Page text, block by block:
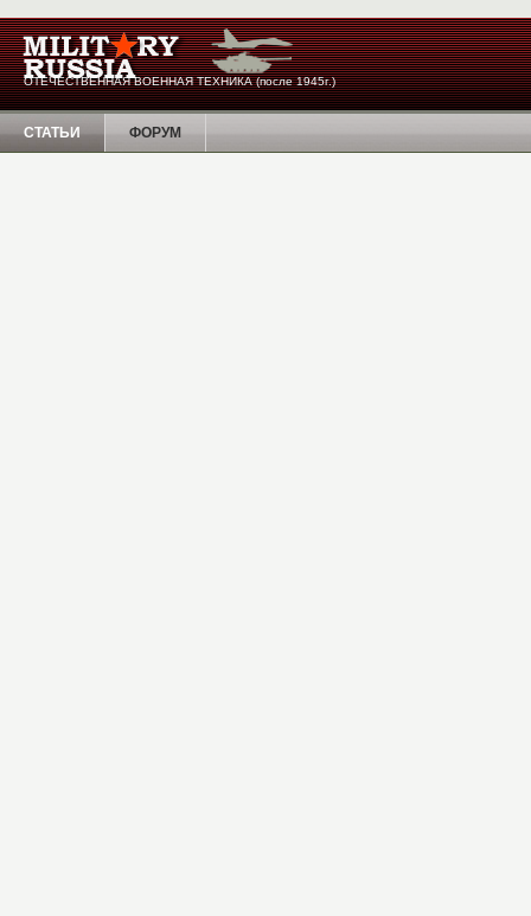
ОТЕЧЕСТВЕННАЯ ВОЕННАЯ ТЕХНИКА (после 1945г.)
СТАТЬИ ФОРУМ